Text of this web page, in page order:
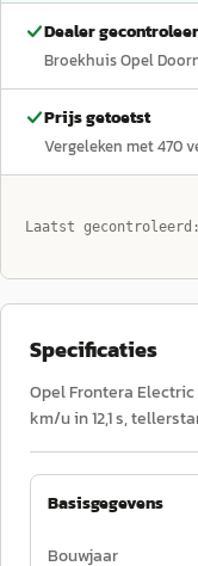
Dealer
Broekhuis Opel
Prijs getoetst
Vergeleken met470
Laatst
Specificaties
Opel Frontera Electric
km/u in 12,1 s,
Basisgegevens
Bouwjaar